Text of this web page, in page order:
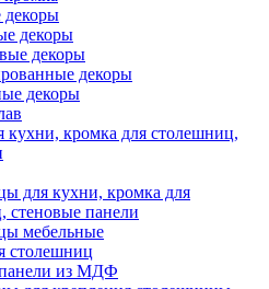
декоры
декоры
декоры
декоры
декоры
кромка для столешниц,
для кухни, кромка для
стеновые панели
мебельные
столешниц
из МДФ